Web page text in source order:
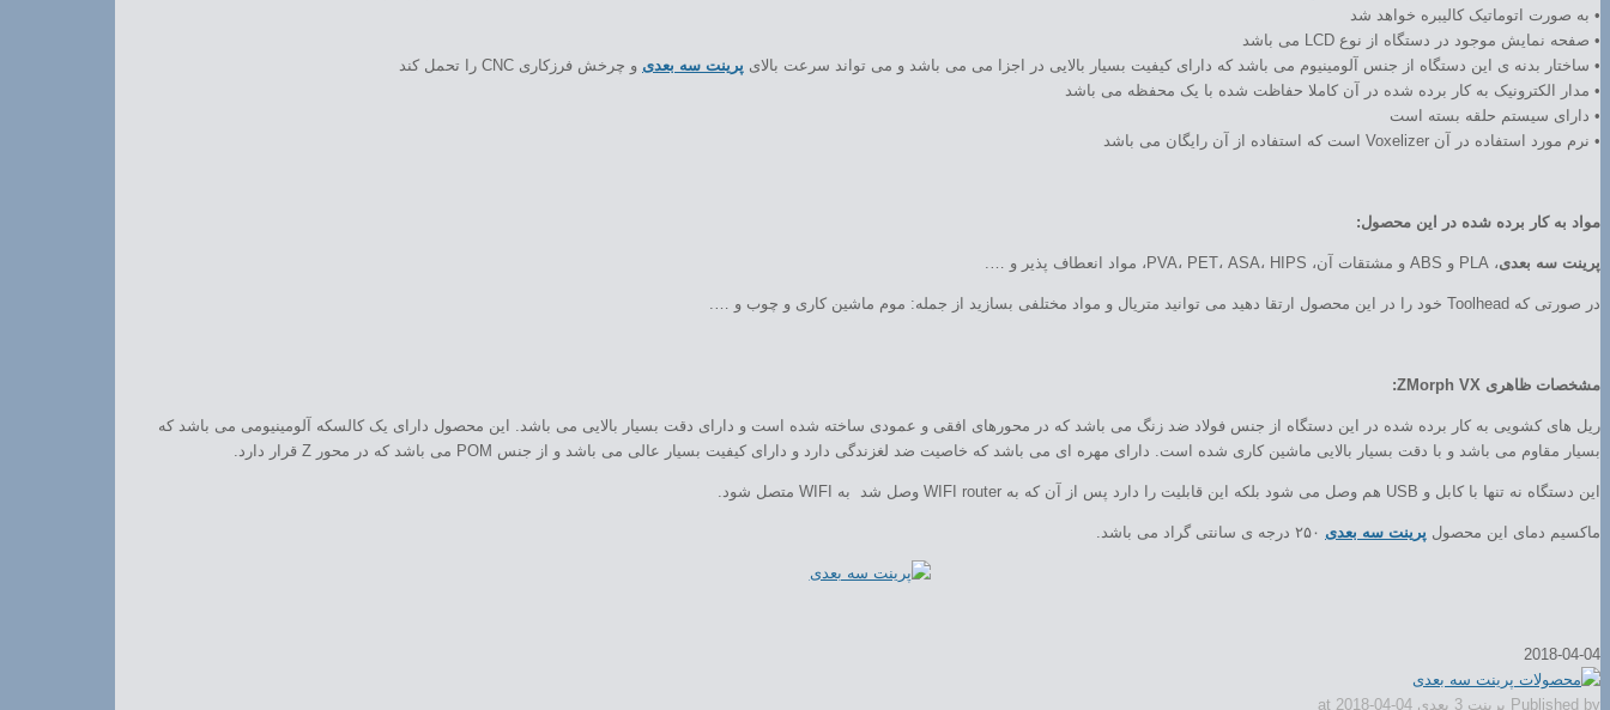
• به صورت اتوماتیک کالیبره خواهد شد
• صفحه نمایش موجود در دستگاه از نوع LCD می باشد
• ساختار بدنه ی این دستگاه از جنس آلومینیوم می باشد که دارای کیفیت بسیار بالایی در اجزا می می باشد و می تواند سرعت بالای پرینت سه بعدی و چرخش فرزکاری CNC را تحمل کند
• مدار الکترونیک به کار برده شده در آن کاملا حفاظت شده با یک محفظه می باشد
• دارای سیستم حلقه بسته است
• نرم مورد استفاده در آن Voxelizer است که استفاده از آن رایگان می باشد
مواد به کار برده شده در این محصول:
پرینت سه بعدی، PLA و ABS و مشتقات آن، PVA، PET، ASA، HIPS، مواد انعطاف پذیر و ….
در صورتی که Toolhead خود را در این محصول ارتقا دهید می توانید متریال و مواد مختلفی بسازید از جمله: موم ماشین کاری و چوب و ….
مشخصات ظاهری ZMorph VX:
ریل های کشویی به کار برده شده در این دستگاه از جنس فولاد ضد زنگ می باشد که در محورهای افقی و عمودی ساخته شده است و دارای دقت بسیار بالایی می باشد. این محصول دارای یک کالسکه آلومینیومی می باشد که
بسیار مقاوم می باشد و با دقت بسیار بالایی ماشین کاری شده است. دارای مهره ای می باشد که خاصیت ضد لغزندگی دارد و دارای کیفیت بسیار عالی می باشد و از جنس POM می باشد که در محور Z قرار دارد.
این دستگاه نه تنها با کابل و USB هم وصل می شود بلکه این قابلیت را دارد پس از آن که به WIFI router وصل شد به WIFI متصل شود.
ماکسیم دمای این محصول پرینت سه بعدی
2018-04-04
Published by پرینت 3 بعدی at 2018-04-04